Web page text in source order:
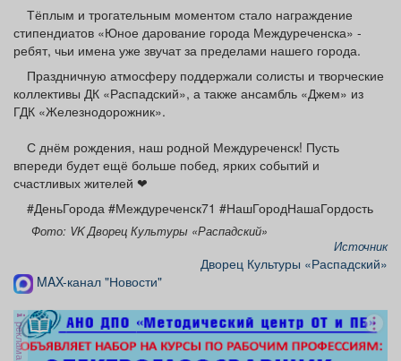
ТВ программа Я - пенсионер
Тёплым и трогательным моментом стало награждение
стипендиатов «Юное дарование города Междуреченска» -
ребят, чьи имена уже звучат за пределами нашего города.
Праздничную атмосферу поддержали солисты и творческие
коллективы ДК «Распадский», а также ансамбль «Джем» из
ГДК «Железнодорожник».
С днём рождения, наш родной Междуреченск! Пусть
впереди будет ещё больше побед, ярких событий и
счастливых жителей ❤
#ДеньГорода #Междуреченск71 #НашГородНашаГордость
Фото: VK Дворец Культуры «Распадский»
Источник
Дворец Культуры «Распадский»
MAX-канал "Новости"
реклама